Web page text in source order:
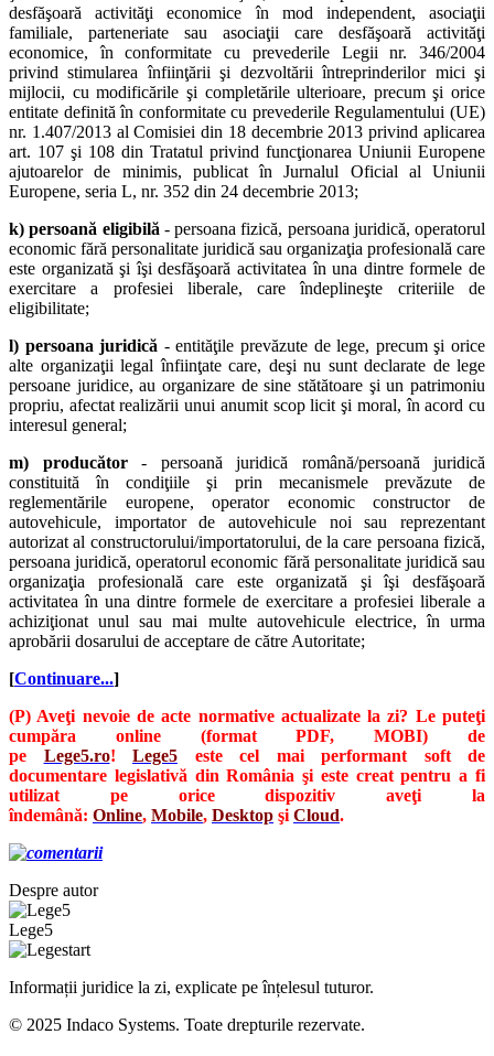
desfăşoară activităţi economice în mod independent, asociaţii
familiale, parteneriate sau asociaţii care desfăşoară activităţi
economice, în conformitate cu prevederile Legii nr. 346/2004
privind stimularea înfiinţării şi dezvoltării întreprinderilor mici şi
mijlocii, cu modificările şi completările ulterioare, precum şi orice
entitate definită în conformitate cu prevederile Regulamentului (UE)
nr. 1.407/2013 al Comisiei din 18 decembrie 2013 privind aplicarea
art. 107 şi 108 din Tratatul privind funcţionarea Uniunii Europene
ajutoarelor de minimis, publicat în Jurnalul Oficial al Uniunii
Europene, seria L, nr. 352 din 24 decembrie 2013;
k) persoană eligibilă - persoana fizică, persoana juridică, operatorul
economic fără personalitate juridică sau organizaţia profesională care
este organizată şi îşi desfăşoară activitatea în una dintre formele de
exercitare a profesiei liberale, care îndeplineşte criteriile de
eligibilitate;
l) persoana juridică - entităţile prevăzute de lege, precum şi orice
alte organizaţii legal înfiinţate care, deşi nu sunt declarate de lege
persoane juridice, au organizare de sine stătătoare şi un patrimoniu
propriu, afectat realizării unui anumit scop licit şi moral, în acord cu
interesul general;
m) producător- persoană juridică română/persoană juridică
constituită în condiţiile şi prin mecanismele prevăzute de
reglementările europene, operator economic constructor de
autovehicule, importator de autovehicule noi sau reprezentant
autorizat al constructorului/importatorului, de la care persoana fizică,
persoana juridică, operatorul economic fără personalitate juridică sau
organizaţia profesională care este organizată şi îşi desfăşoară
activitatea în una dintre formele de exercitare a profesiei liberale a
achiziţionat unul sau mai multe autovehicule electrice, în urma
aprobării dosarului de acceptare de către Autoritate;
[Continuare...]
(P) Aveţi nevoie de acte normative actualizate la zi? Le puteţi
cumpăra online (format PDF, MOBI) de
pe
Lege5.ro! Lege5
este cel mai performant soft de
documentare legislativă din România şi este creat pentru a fi
utilizat pe orice dispozitiv aveţi la
îndemână: Online, Mobile, Desktop şi Cloud.
Despre autor
Lege5
Informații juridice la zi, explicate pe înțelesul tuturor.
© 2025 Indaco Systems. Toate drepturile rezervate.